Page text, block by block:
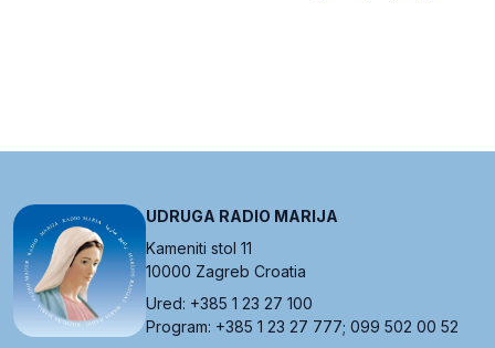
UDRUGA RADIO MARIJA
Kameniti stol 11
10000 Zagreb Croatia
Ured: +385 1 23 27 100
Program: +385 1 23 27 777; 099 502 00 52